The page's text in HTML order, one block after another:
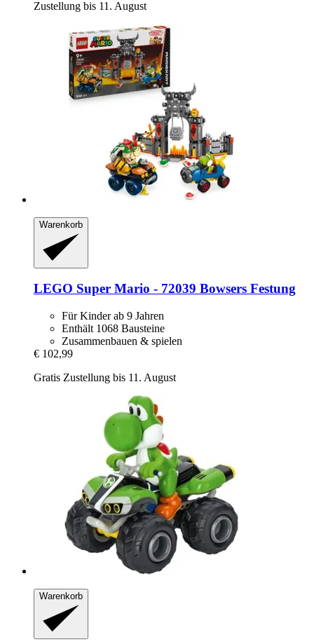
Zustellung bis 11. August
Warenkorb
LEGO Super Mario -​ 72039 Bowsers Festung
Für Kinder ab 9 Jahren
Enthält 1068 Bausteine
Zusammenbauen & spielen
€ 102,99
Gratis Zustellung bis 11. August
Warenkorb